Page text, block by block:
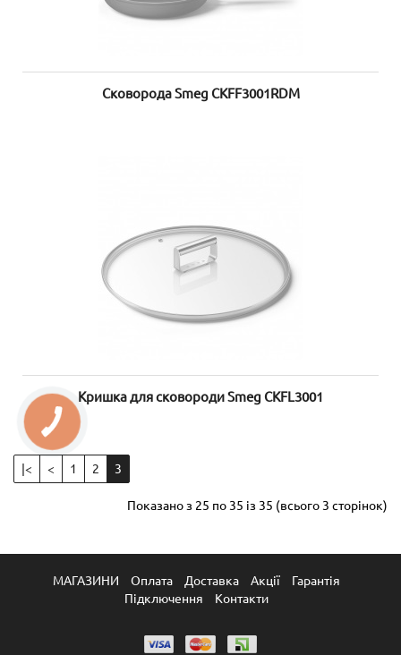
Сковорода Smeg CKFF3001RDM
Кришка для сковороди Smeg CKFL3001
|< < 1 2 3
Показано з 25 по 35 із 35 (всього 3 сторінок)
МАГАЗИНИ Оплата Доставка Акції
Гарантія
Підключення
Контакти